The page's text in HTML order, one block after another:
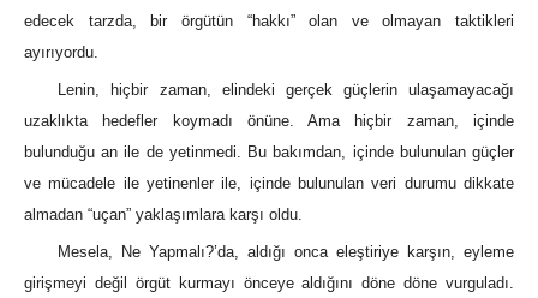
edecek tarzda, bir örgütün “hakkı” olan ve olmayan taktikleri
ayırıyordu.
Lenin, hiçbir zaman, elindeki gerçek güçlerin ulaşamayacağı
uzaklıkta hedefler koymadı önüne. Ama hiçbir zaman, içinde
bulunduğu an ile de yetinmedi. Bu bakımdan, içinde bulunulan güçler
ve mücadele ile yetinenler ile, içinde bulunulan veri durumu dikkate
almadan “uçan” yaklaşımlara karşı oldu.
Mesela, Ne Yapmalı?’da, aldığı onca eleştiriye karşın, eyleme
girişmeyi değil örgüt kurmayı önceye aldığını döne döne vurguladı.